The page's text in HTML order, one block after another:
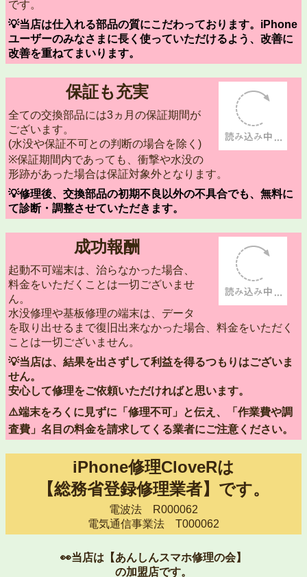
です。
💡当店は仕入れる部品の質にこだわっております。iPhone
ユーザーのみなさまに長く使っていただけるよう、改善に
改善を重ねてまいります。
保証も充実
全ての交換部品には3ヵ月の保証期間が
ございます。
(水没や保証不可との判断の場合を除く)
※保証期間内であっても、衝撃や水没の
形跡があった場合は保証対象外となります。
💡修理後、交換部品の初期不良以外の不具合でも、無料に
て診断・調整させていただきます。
成功報酬
起動不可端末は、治らなかった場合、
料金をいただくことは一切ございませ
ん。
水没修理や基板修理の端末は、データ
を取り出せるまで復旧出来なかった場合、料金をいただく
ことは一切ございません。
💡当店は、結果を出さずして利益を得るつもりはございま
せん。
安心して修理をご依頼いただければと思います。
⚠️端末をろくに見ずに「修理不可」と伝え、「作業費や調
査費」名目の料金を請求してくる業者にご注意ください。
iPhone修理CloveRは
【総務省登録修理業者】です。
電波法 R000062
電気通信事業法 T000062
👀当店は【あんしんスマホ修理の会】
の加盟店です。